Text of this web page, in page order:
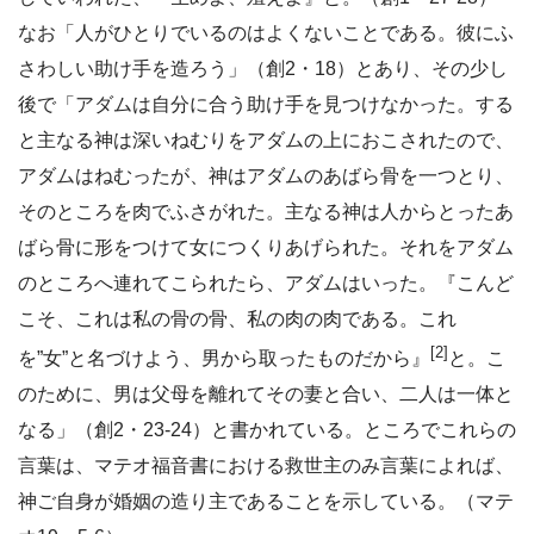
なお「人がひとりでいるのはよくないことである。彼にふ
さわしい助け手を造ろう」（創2・18）とあり、その少し
後で「アダムは自分に合う助け手を見つけなかった。する
と主なる神は深いねむりをアダムの上におこされたので、
アダムはねむったが、神はアダムのあばら骨を一つとり、
そのところを肉でふさがれた。主なる神は人からとったあ
ばら骨に形をつけて女につくりあげられた。それをアダム
のところへ連れてこられたら、アダムはいった。『こんど
こそ、これは私の骨の骨、私の肉の肉である。これ
を”女”と名づけよう、男から取ったものだから』
[2] と。こ
のために、男は父母を離れてその妻と合い、二人は一体と
なる」（創2・23-24）と書かれている。ところでこれらの
言葉は、マテオ福音書における救世主のみ言葉によれば、
神ご自身が婚姻の造り主であることを示している。（マテ